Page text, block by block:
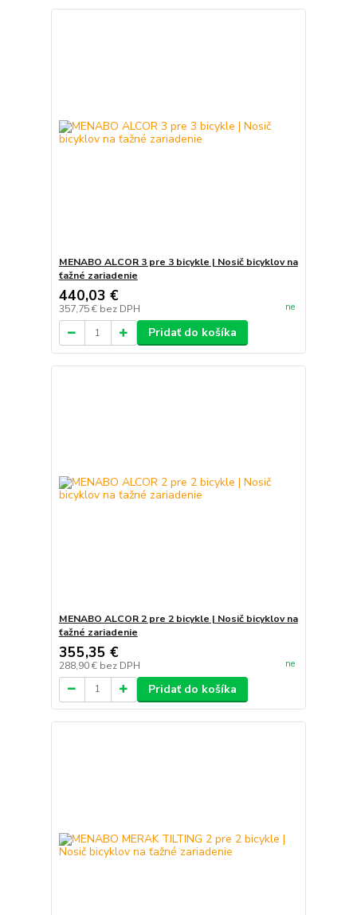
MENABO ALCOR 3 pre 3 bicykle | Nosič bicyklov na
ťažné zariadenie
440,03 €
357,75 € bez DPH ne
Pridať do košíka
MENABO ALCOR 2 pre 2 bicykle | Nosič bicyklov na
ťažné zariadenie
355,35 €
288,90 € bez DPH ne
Pridať do košíka